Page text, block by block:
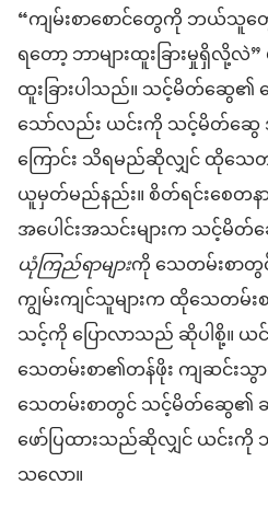
“ကျမ်းစာစောင်တွေကို ဘယ်သူ
ရတော့ ဘာများထူးခြားမှုရှိလို့
ထူးခြားပါသည်။ သင့်မိတ်ဆွေ
သော်လည်း ယင်းကို သင့်မိတ်ဆွေ
ကြောင်း သိရမည်ဆိုလျှင် ထိုသ
ယူမှတ်မည်နည်း။ စိတ်ရင်းစေတန
အပေါင်းအသင်းများက သင့်မိတ်
ယုံကြည်ရာများကို သေတမ်းစာတွ
ကျွမ်းကျင်သူများက ထိုသေတမ်
သင့်ကို ပြောလာသည် ဆိုပါစို့။ ယ
သေတမ်းစာ၏တန်ဖိုး ကျဆင်း
သေတမ်းစာတွင် သင့်မိတ်ဆွေ၏
ဖော်ပြထားသည်ဆိုလျှင် ယင်း
သလော။